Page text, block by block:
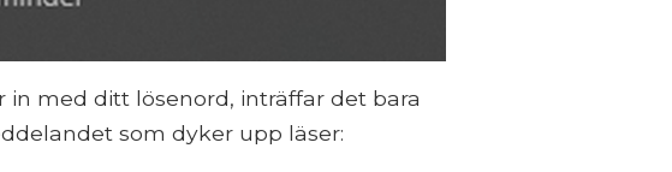
med ditt lösenord, inträffar det bara
som dyker upp läser: